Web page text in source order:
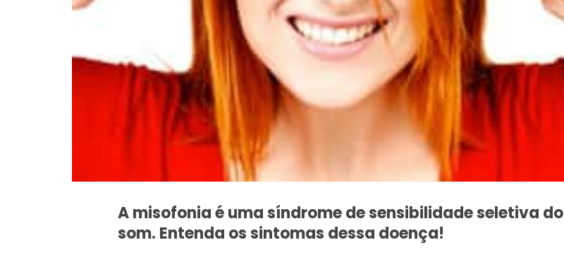
A misofonia é uma síndrome de sensibilidade seletiva do
som. Entenda os sintomas dessa doença!